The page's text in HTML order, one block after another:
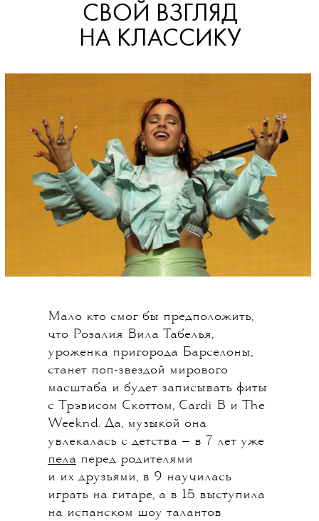
СВОЙ ВЗГЛЯД
НА КЛАССИКУ
Мало кто смог бы предположить,
что Розалия Вила Табелья,
уроженка пригорода Барселоны,
станет поп-звездой мирового
масштаба и будет записывать фиты
с Трэвисом Скоттом, Cardi B и The
Weeknd. Да, музыкой она
увлекалась с детства — в 7 лет уже
пела перед родителями
и их друзьями, в 9 научилась
играть на гитаре, а в 15 выступила
на испанском шоу талантов